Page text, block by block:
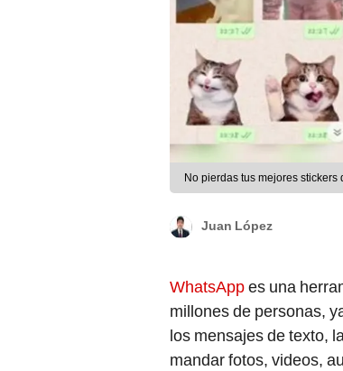
No pierdas tus mejores
Juan López
WhatsAppes una
millones de personas,
los mensajes de texto,
mandar fotos, videos,